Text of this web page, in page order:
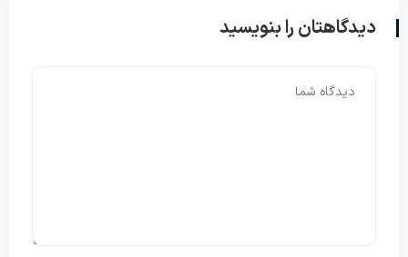
دیدگاهتان را بنویسید